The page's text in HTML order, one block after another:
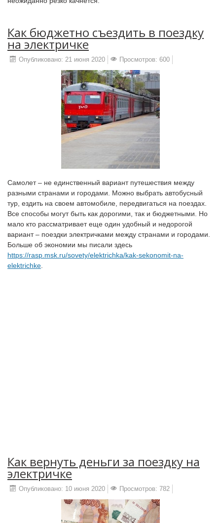
Как бюджетно съездить в поездку
на электричке
Опубликовано: 21 июня 2020 Просмотров: 600
Самолет – не единственный вариант путешествия между
разными странами и городами. Можно выбрать автобусный
тур, ездить на своем автомобиле, передвигаться на поездах.
Все способы могут быть как дорогими, так и бюджетными. Но
мало кто рассматривает еще один удобный и недорогой
вариант – поездки электричками между странами и городами.
Больше об экономии мы писали здесь
https://rasp.msk.ru/sovety/elektrichka/kak-sekonomit-na-
elektrichke
Как вернуть деньги за поездку на
электричке
Опубликовано: 10 июня 2020 Просмотров: 782